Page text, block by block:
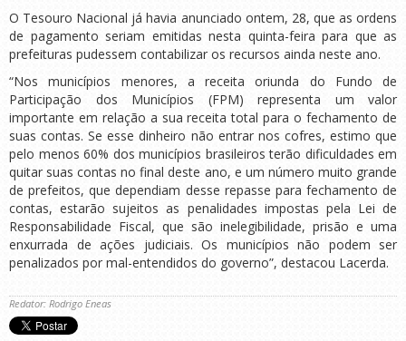
O Tesouro Nacional já havia anunciado ontem, 28, que as ordens
de pagamento seriam emitidas nesta quinta-feira para que as
prefeituras pudessem contabilizar os recursos ainda neste ano.
“Nos municípios menores, a receita oriunda do Fundo de
Participação dos Municípios (FPM) representa um valor
importante em relação a sua receita total para o fechamento de
suas contas. Se esse dinheiro não entrar nos cofres, estimo que
pelo menos 60% dos municípios brasileiros terão dificuldades em
quitar suas contas no final deste ano, e um número muito grande
de prefeitos, que dependiam desse repasse para fechamento de
contas, estarão sujeitos as penalidades impostas pela Lei de
Responsabilidade Fiscal, que são inelegibilidade, prisão e uma
enxurrada de ações judiciais. Os municípios não podem ser
penalizados por mal-entendidos do governo”, destacou Lacerda.
Redator: Rodrigo Eneas